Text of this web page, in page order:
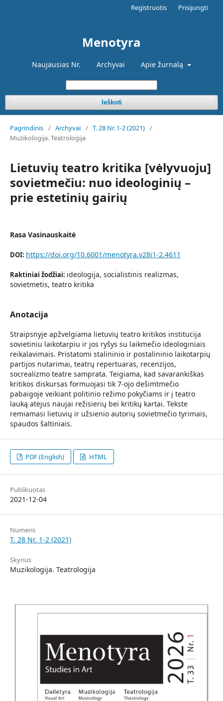
Menotyra
Naujausias Nr. Archyvai Apie žurnalą
Ieškoti
Registruotis Prisijungti
Pagrindinis / Archyvai / T. 28 Nr. 1-2 (2021) /
Muzikologija. Teatrologija
Lietuvių teatro kritika [vėlyvuoju]
sovietmečiu: nuo ideologinių –
prie estetinių gairių
Rasa Vasinauskaitė
DOI: https://doi.org/10.6001/menotyra.v28i1-2.4611
Raktiniai žodžiai: ideologija, socialistinis realizmas,
sovietmetis, teatro kritika
Anotacija
Straipsnyje apžvelgiama lietuvių teatro kritikos institucija
sovietiniu laikotarpiu ir jos ryšys su laikmečio ideologiniais
reikalavimais. Pristatomi stalininio ir postalininio laikotarpių
partijos nutarimai, teatrų repertuaras, recenzijos,
socrealizmo teatre samprata. Teigiama, kad savarankiškas
kritikos diskursas formuojasi tik 7-ojo dešimtmečio
pabaigoje veikiant politinio režimo pokyčiams ir į teatro
lauką atėjus naujai režisierių bei kritikų kartai. Tekste
remiamasi lietuvių ir užsienio autorių sovietmečio tyrimais,
spaudos šaltiniais.
PDF (English) HTML
Publikuotas
2021-12-04
Numeris
T. 28 Nr. 1-2 (2021)
Skyrius
Muzikologija. Teatrologija